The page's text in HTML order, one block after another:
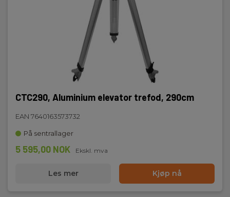
CTC290, Aluminium elevator trefod, 290cm
EAN 7640163573732
På sentrallager
5 595,00 NOK Ekskl. mva
Les mer Kjøp nå